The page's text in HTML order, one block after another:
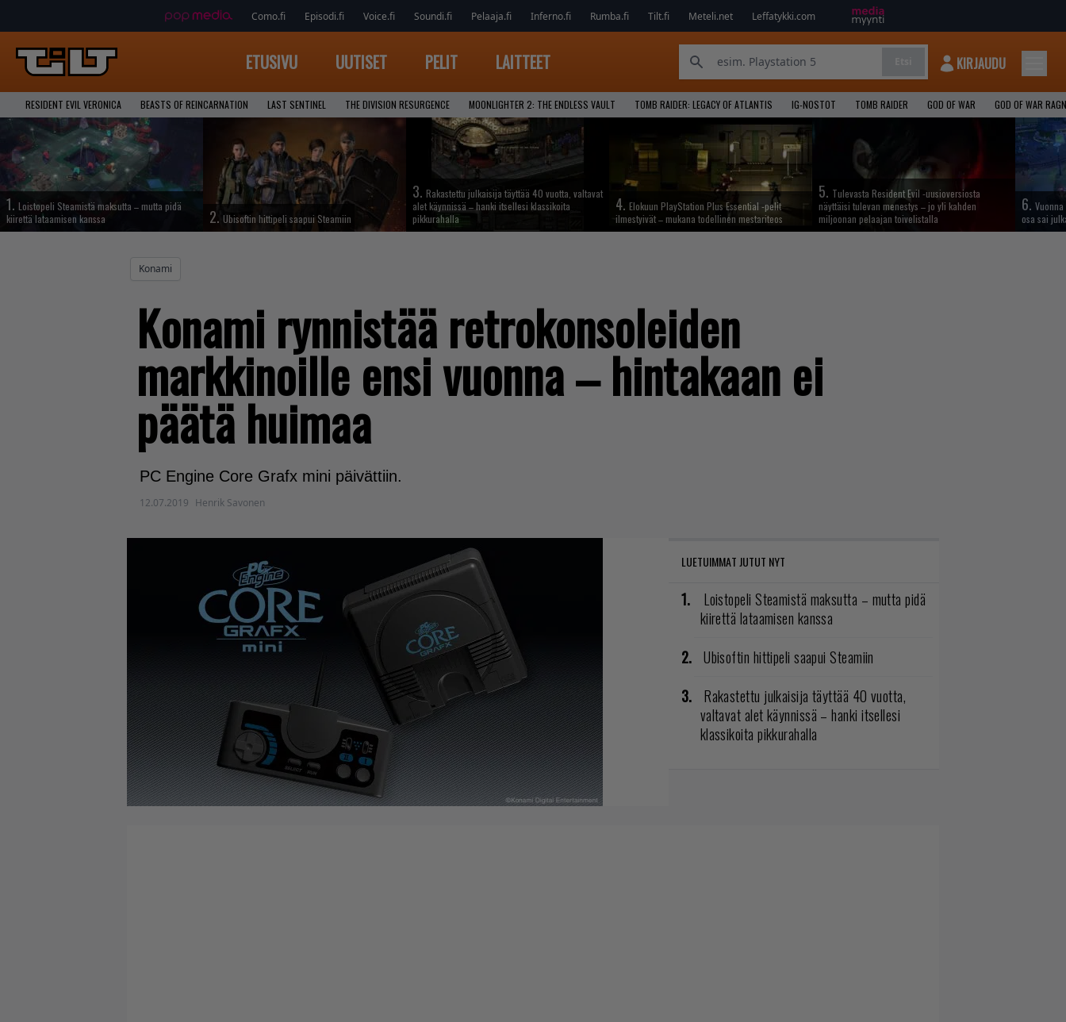
Como.fi Episodi.fi Voice.fi Soundi.fi Pelaaja.fi Inferno.fi Rumba.fi Tilt.fi Meteli.net Leffatykki.com
ETUSIVU UUTISET PELIT LAITTEET KIRJAUDU
RESIDENT EVIL VERONICA BEASTS OF REINCARNATION LAST SENTINEL THE DIVISION RESURGENCE MOONLIGHTER 2: THE ENDLESS VAULT TOMB RAIDER: LEGACY OF ATLANTIS IG-NOSTOT TOMB RAIDER GOD OF WAR GOD OF WAR
1. Loistopeli Steamistä maksutta – mutta pidä
kiirettä lataamisen kanssa
2. Ubisoftin hittipeli saapui Steamiin
3. Rakastettu julkaisija täyttää 40 vuotta, valtavat
alet käynnissä – hanki itsellesi klassikoita
pikkurahalla
4. Elokuun PlayStation Plus Essential -pelit
ilmestyivät – mukana todellinen mestariteos
5. Tulevasta Resident Evil -uusioversiosta
näyttäisi tulevan menestys – jo yli kahden
miljoonan pelaajan toivelistalla
6.
osa sai
Konami
Konami rynnistää retrokonsoleiden
markkinoille ensi vuonna – hintakaan ei
päätä huimaa
PC Engine Core Grafx mini päivättiin.
12.07.2019 Henrik Savonen
LUETUIMMAT JUTUT NYT
Loistopeli Steamistä maksutta – mutta pidä
kiirettä lataamisen kanssa
Ubisoftin hittipeli saapui Steamiin
Rakastettu julkaisija täyttää 40 vuotta,
valtavat alet käynnissä – hanki itsellesi
klassikoita pikkurahalla